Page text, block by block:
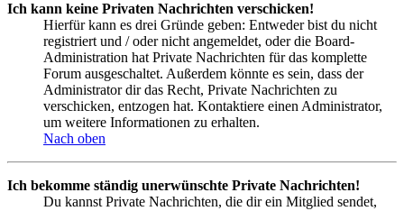
Ich kann keine Privaten Nachrichten verschicken!
Hierfür kann es drei Gründe geben: Entweder bist du nicht
registriert und / oder nicht angemeldet, oder die Board-
Administration hat Private Nachrichten für das komplette
Forum ausgeschaltet. Außerdem könnte es sein, dass der
Administrator dir das Recht, Private Nachrichten zu
verschicken, entzogen hat. Kontaktiere einen Administrator,
um weitere Informationen zu erhalten.
Nach oben
Ich bekomme ständig unerwünschte Private Nachrichten!
Du kannst Private Nachrichten, die dir ein Mitglied sendet,